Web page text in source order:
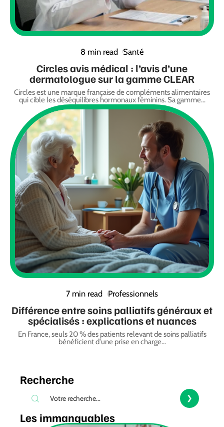
8 min read Santé
Circles avis médical : l’avis d’une
dermatologue sur la gamme CLEAR
Circles est une marque française de compléments alimentaires
qui cible les déséquilibres hormonaux féminins. Sa gamme…
7 min read Professionnels
Différence entre soins palliatifs généraux et
spécialisés : explications et nuances
En France, seuls 20 % des patients relevant de soins palliatifs
bénéficient d'une prise en charge…
Recherche
Les immanquables